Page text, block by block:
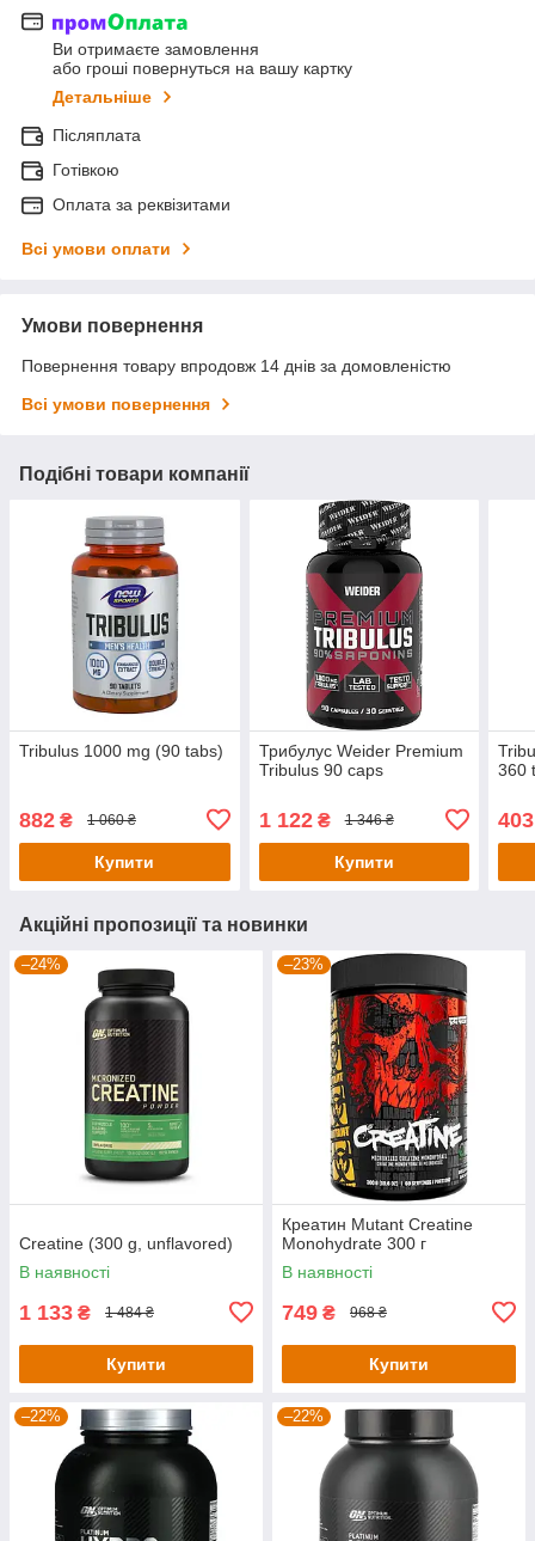
Ви отримаєте замовлення
або гроші повернуться на вашу картку
Детальніше
Післяплата
Готівкою
Оплата за реквізитами
Всі умови оплати
Умови повернення
Повернення товару впродовж 14 днів за домовленістю
Всі умови повернення
Подібні товари компанії
Tribulus 1000 mg (90 tabs)
882 ₴ 1 060 ₴
Купити
Трибулус Weider Premium
Tribulus 90 caps
1 122₴ 1 346 ₴
Купити
360
403
Акційні пропозиції та новинки
–24%
Creatine (300 g, unflavored)
В наявності
1 133 ₴ 1 484 ₴
Купити
–23%
Креатин Mutant Creatine
Monohydrate 300 г
В наявності
749 ₴ 968 ₴
Купити
–22% –22%